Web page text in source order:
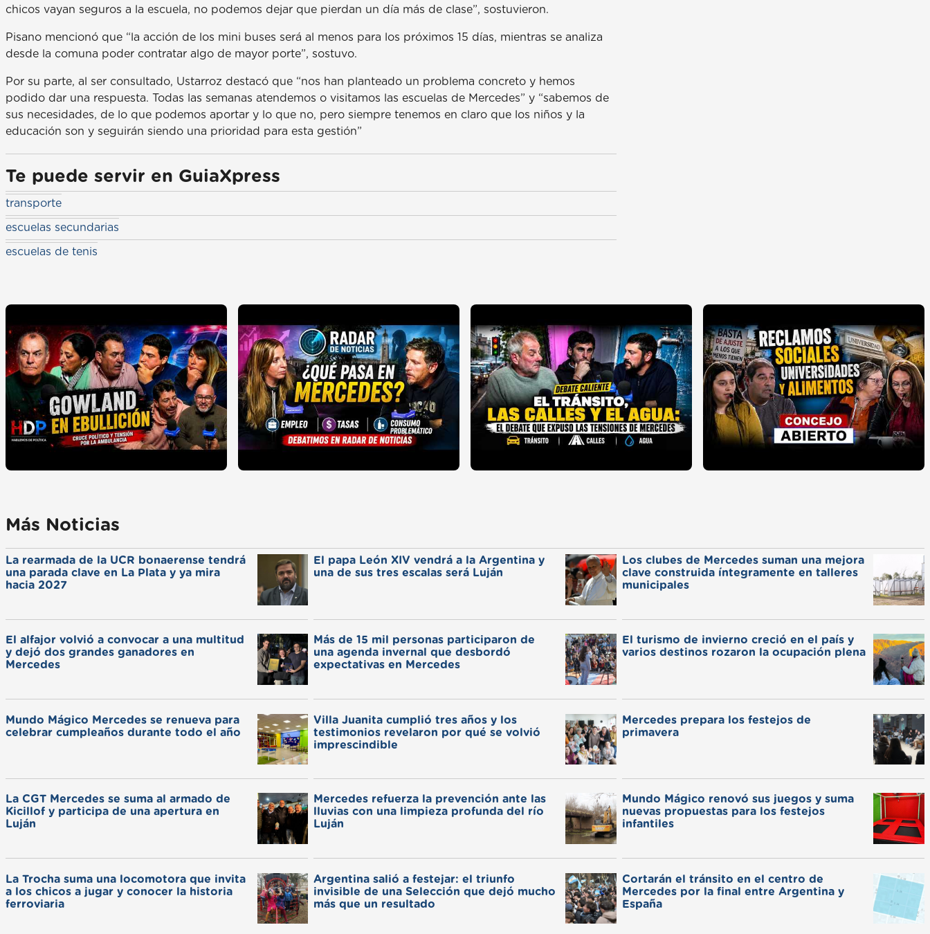
chicos vayan seguros a la escuela, no podemos dejar que pierdan un día más de clase”, sostuvieron.
Pisano mencionó que “la acción de los mini buses será al menos para los próximos 15 días, mientras se analiza
desde la comuna poder contratar algo de mayor porte”, sostuvo.
Por su parte, al ser consultado, Ustarroz destacó que “nos han planteado un problema concreto y hemos
podido dar una respuesta. Todas las semanas atendemos o visitamos las escuelas de Mercedes” y “sabemos de
sus necesidades, de lo que podemos aportar y lo que no, pero siempre tenemos en claro que los niños y la
educación son y seguirán siendo una prioridad para esta gestión”
Te puede servir en GuiaXpress
transporte
escuelas secundarias
escuelas de tenis
Más Noticias
La rearmada de la UCR bonaerense tendrá
una parada clave en La Plata y ya mira
hacia 2027
El papa León XIV vendrá a la Argentina y
una de sus tres escalas será Luján
Los clubes de Mercedes suman una mejora
clave construida íntegramente en talleres
municipales
El alfajor volvió a convocar a una multitud
y dejó dos grandes ganadores en
Mercedes
Más de 15 mil personas participaron de
una agenda invernal que desbordó
expectativas en Mercedes
El turismo de invierno creció en el país y
varios destinos rozaron la ocupación plena
Mundo Mágico Mercedes se renueva para
celebrar cumpleaños durante todo el año
Villa Juanita cumplió tres años y los
testimonios revelaron por qué se volvió
imprescindible
Mercedes prepara los festejos de
primavera
La CGT Mercedes se suma al armado de
Kicillof y participa de una apertura en
Luján
Mercedes refuerza la prevención ante las
lluvias con una limpieza profunda del río
Luján
Mundo Mágico renovó sus juegos y suma
nuevas propuestas para los festejos
infantiles
La Trocha suma una locomotora que invita
a los chicos a jugar y conocer la historia
ferroviaria
Argentina salió a festejar: el triunfo
invisible de una Selección que dejó mucho
más que un resultado
Cortarán el tránsito en el centro de
Mercedes por la final entre Argentina y
España